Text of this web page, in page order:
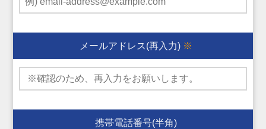
メールアドレス(再入力) ※
携帯電話番号(半角)